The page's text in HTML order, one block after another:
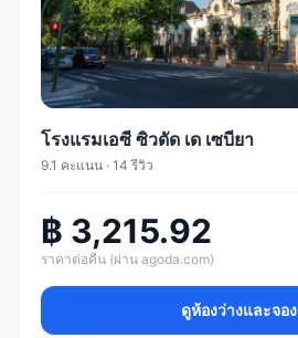
โรงแรมเอซี ซิวดัด เด เซบียา
9.1 คะแนน · 14 รีวิว
฿ 3,215.92
ราคาต่อคืน (ผ่าน agoda.com)
ดูห้องว่างและจอง